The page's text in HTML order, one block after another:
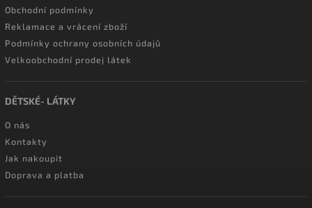
Obchodní podmínky
Reklamace a vrácení zboží
Podmínky ochrany osobních údajů
Velkoobchodní prodej látek
DĚTSKÉ- LÁTKY
O nás
Kontakty
Jak nakoupit
Doprava a platba